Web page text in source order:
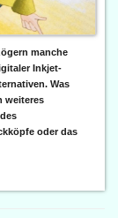
manche
Inkjet-
Was
weiteres
oder das